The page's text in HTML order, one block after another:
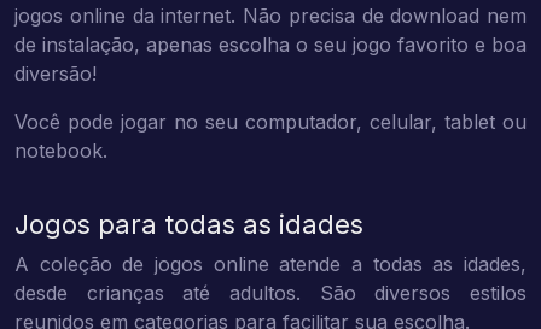
jogos online da internet. Não precisa de download nem
de instalação, apenas escolha o seu jogo favorito e boa
diversão!
Você pode jogar no seu computador, celular, tablet ou
notebook.
Jogos para todas as idades
A coleção de jogos online atende a todas as idades,
desde crianças até adultos. São diversos estilos
reunidos em categorias para facilitar sua escolha.